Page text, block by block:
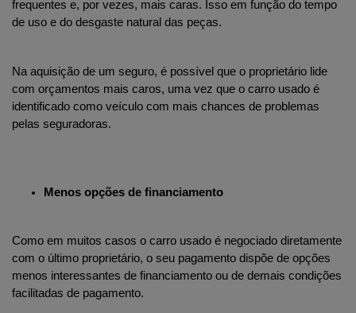
frequentes e, por vezes, mais caras. Isso em função do tempo
de uso e do desgaste natural das peças.
Na aquisição de um seguro, é possível que o proprietário lide
com orçamentos mais caros, uma vez que o carro usado é
identificado como veículo com mais chances de problemas
pelas seguradoras.
Menos opções de financiamento
Como em muitos casos o carro usado é negociado diretamente
com o último proprietário, o seu pagamento dispõe de opções
menos interessantes de financiamento ou de demais condições
facilitadas de pagamento.